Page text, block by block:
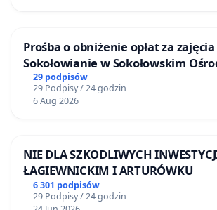
Prośba o obniżenie opłat za zajęcia
Sokołowianie w Sokołowskim
29 podpisów
29 Podpisy / 24 godzin
6 Aug 2026
NIE DLA SZKODLIWYCH
ŁAGIEWNICKIM I ARTURÓWKU
6 301 podpisów
29 Podpisy / 24 godzin